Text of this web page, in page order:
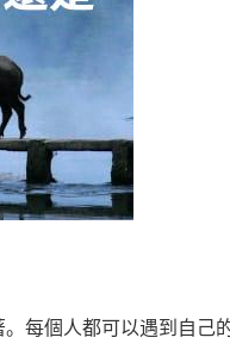
每個人都可以遇到自己